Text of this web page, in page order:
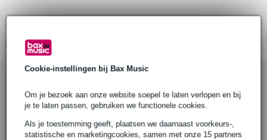
Cookie-instellingen bij Bax Music
Om je bezoek aan onze website soepel te laten verlopen en bij
je te laten passen, gebruiken we functionele cookies.
Als je toestemming geeft, plaatsen we daarnaast voorkeurs-,
statistische en marketingcookies, samen met onze 15 partners
Productinformatie
Bekijk alle productspecificaties
Bekijk ook eens (1)